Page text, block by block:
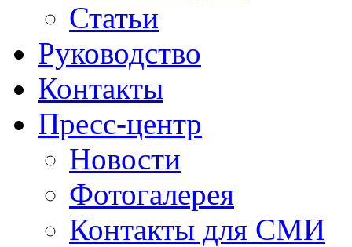
Статьи
Руководство
Контакты
Пресс-центр
Новости
Фотогалерея
Контакты для СМИ